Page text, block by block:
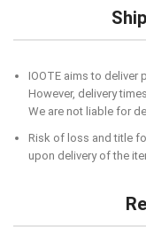
IOOTE aims to
However, delivery
We are not liable for
Risk of loss and title
upon delivery of the